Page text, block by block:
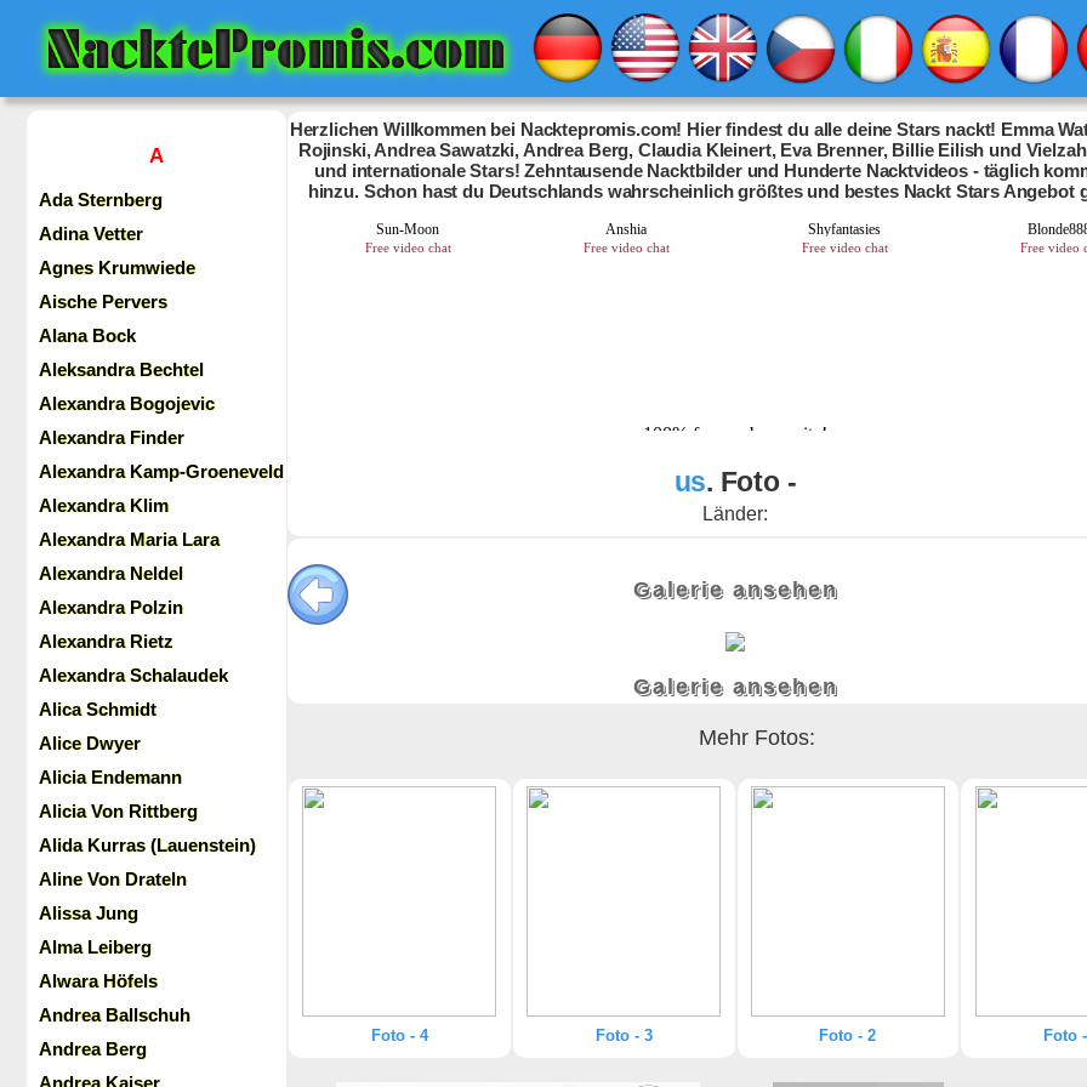
A
Ada Sternberg
Adina Vetter
Agnes Krumwiede
Aische Pervers
Alana Bock
Aleksandra Bechtel
Alexandra Bogojevic
Alexandra Finder
Alexandra Kamp-Groeneveld
Alexandra Klim
Alexandra Maria Lara
Alexandra Neldel
Alexandra Polzin
Alexandra Rietz
Alexandra Schalaudek
Alica Schmidt
Alice Dwyer
Alicia Endemann
Alicia Von Rittberg
Alida Kurras (Lauenstein)
Aline Von Drateln
Alissa Jung
Alma Leiberg
Alwara Höfels
Andrea Ballschuh
Andrea Berg
Andrea Kaiser
Herzlichen Willkommen bei Nacktepromis.com! Hier findest du alle deine Stars nackt! Emma
Rojinski, Andrea Sawatzki, Andrea Berg, Claudia Kleinert, Eva Brenner, Billie Eilish und
und internationale Stars! Zehntausende Nacktbilder und Hunderte Nacktvideos - täglich
hinzu. Schon hast du Deutschlands wahrscheinlich größtes und bestes Nackt Stars Angebot
us. Foto -
Länder:
Galerie ansehen
Galerie ansehen
Mehr Fotos:
Foto - 4 Foto - 3 Foto - 2 Foto